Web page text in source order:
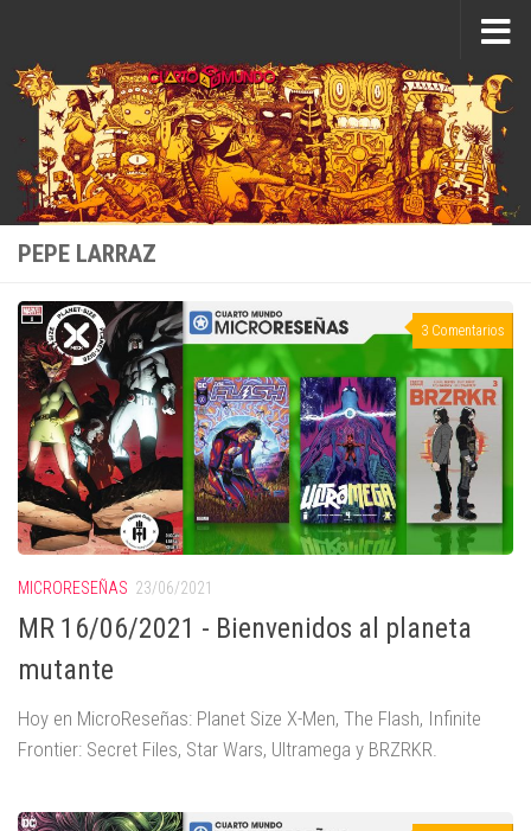
PEPE LARRAZ
3 Comentarios
MICRORESEÑAS 23/06/2021
MR 16/06/2021 - Bienvenidos al planeta
mutante
Hoy en MicroReseñas: Planet Size X-Men, The Flash, Infinite
Frontier: Secret Files, Star Wars, Ultramega y BRZRKR.